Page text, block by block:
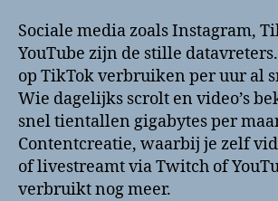
Sociale media zoals Instagram,
YouTube zijn de stille
op TikTok verbruiken per uur al
Wie dagelijks scrolt en video’s
snel tientallen gigabytes per
Contentcreatie, waarbij je zelf
of livestreamt via Twitch of
verbruikt nog meer.